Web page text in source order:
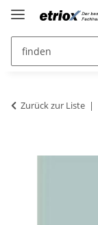
Zurück zur Liste